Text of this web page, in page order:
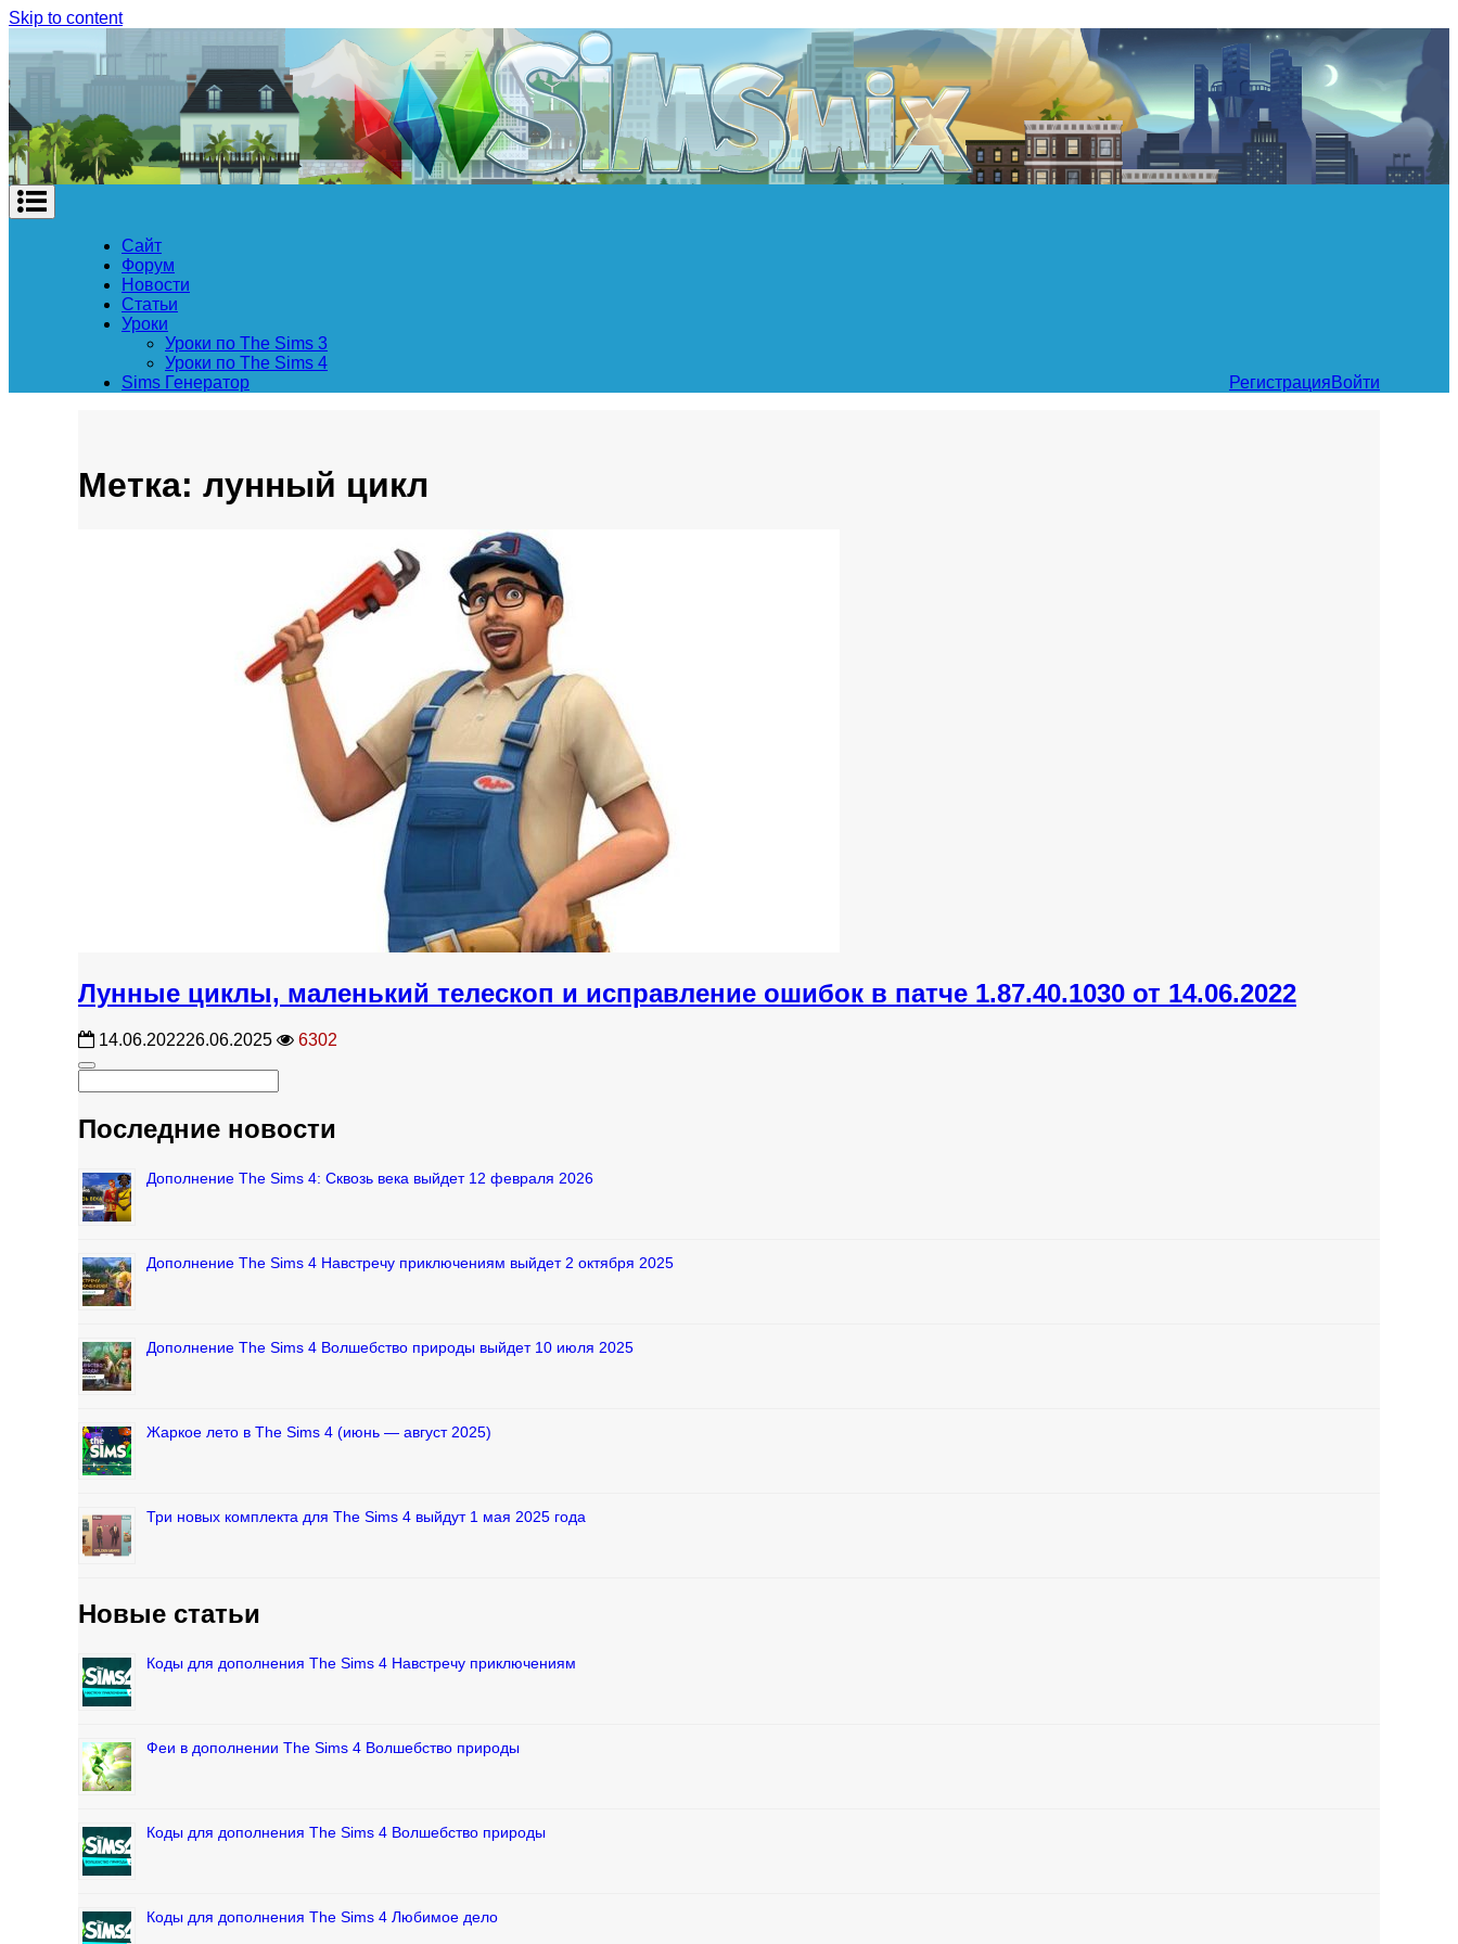
Skip to content
Сайт
Форум
Новости
Статьи
Уроки
Уроки по The Sims 3
Уроки по The Sims 4
Войти
Регистрация
Sims Генератор
Метка: лунный цикл
Лунные циклы, маленький телескоп и исправление ошибок в патче 1.87.40.1030 от 14.06.2022
14.06.202226.06.2025 6302
Последние новости
Дополнение The Sims 4: Сквозь века выйдет 12 февраля 2026
Дополнение The Sims 4 Навстречу приключениям выйдет 2 октября 2025
Дополнение The Sims 4 Волшебство природы выйдет 10 июля 2025
Жаркое лето в The Sims 4 (июнь — август 2025)
Три новых комплекта для The Sims 4 выйдут 1 мая 2025 года
Новые статьи
Коды для дополнения The Sims 4 Навстречу приключениям
Феи в дополнении The Sims 4 Волшебство природы
Коды для дополнения The Sims 4 Волшебство природы
Коды для дополнения The Sims 4 Любимое дело